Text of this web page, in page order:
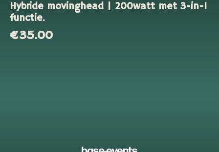
Hybride movinghead | 200watt met 3-in-1
functie.
€35.00